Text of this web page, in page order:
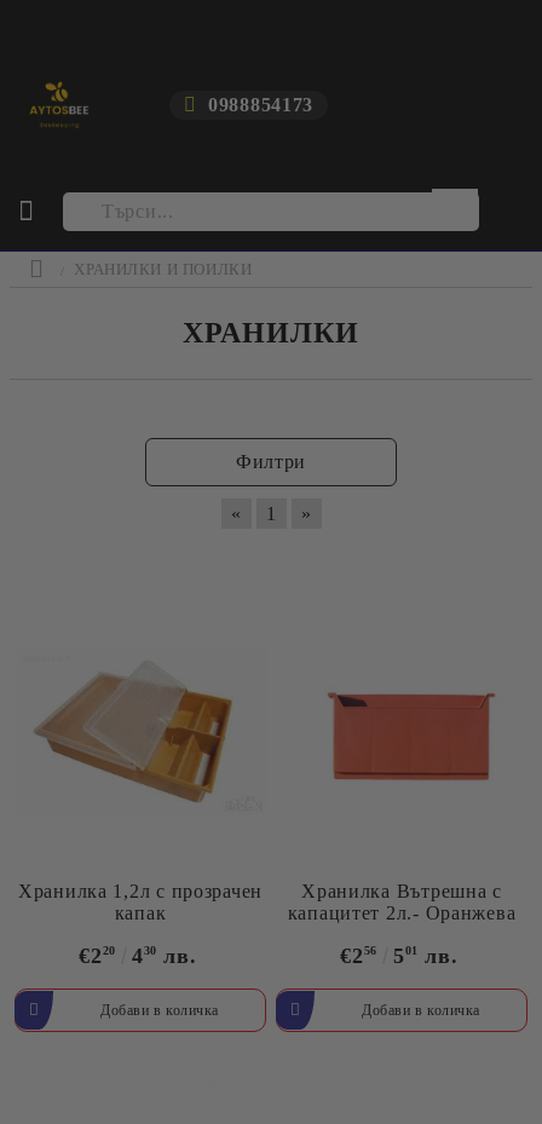
0988854173
ХРАНИЛКИ И ПОИЛКИ
ХРАНИЛКИ
Филтри
« 1 »
Хранилка 1,2л с прозрачен
капак
€220 430 лв.
Хранилка Вътрешна с
капацитет 2л.- Оранжева
€256 501 лв.